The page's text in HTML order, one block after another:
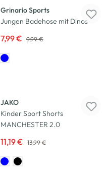
Grinario Sports
Jungen Badehose mit Dinos
7,99 € 9,99 €
JAKO
Kinder Sport Shorts
MANCHESTER 2.0
11,19 € 13,99 €